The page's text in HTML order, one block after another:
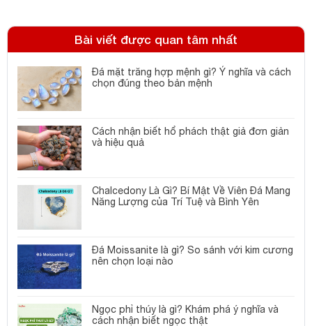
Bài viết được quan tâm nhất
Đá mặt trăng hợp mệnh gì? Ý nghĩa và cách
chọn đúng theo bản mệnh
Cách nhận biết hổ phách thật giả đơn giản
và hiệu quả
Chalcedony Là Gì? Bí Mật Về Viên Đá Mang
Năng Lượng của Trí Tuệ và Bình Yên
Đá Moissanite là gì? So sánh với kim cương
nên chọn loại nào
Ngọc phỉ thúy là gì? Khám phá ý nghĩa và
cách nhận biết ngọc thật